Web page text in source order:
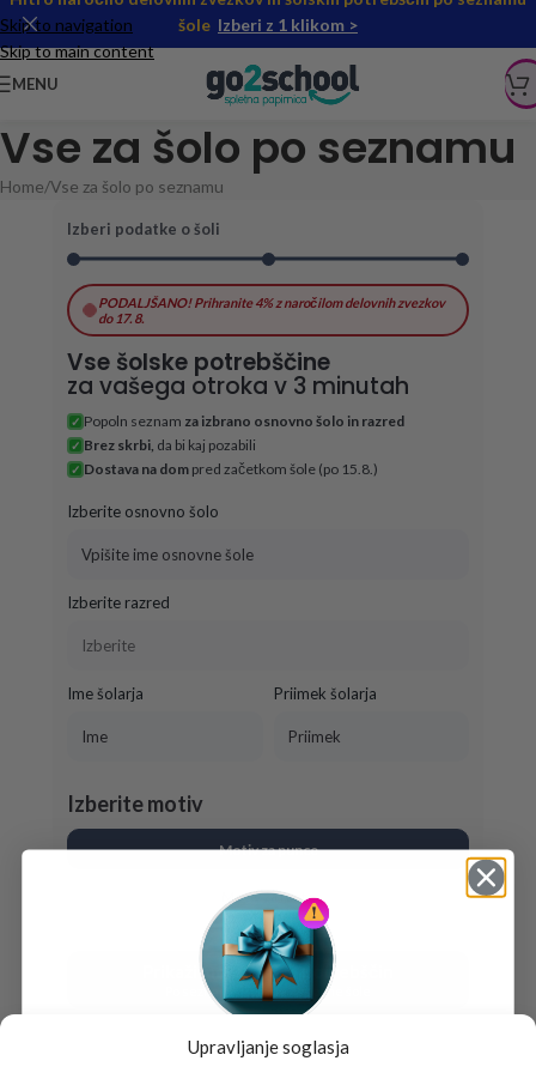
Upravljanje soglasja
Skip to navigation
Skip to main content
šole Izberi z 1 klikom >
MENU
Vse za šolo po seznamu
Home Vse za šolo po seznamu
Izberi podatke o šoli
PODALJŠANO! Prihranite 4% z naročilom delovnih zvezkov
do 17. 8.
Vse šolske potrebščine
za vašega otroka v 3 minutah
✓ Popoln seznam za izbrano osnovno šolo in razred
✓ Brez skrbi, da bi kaj pozabili
✓ Dostava na dom pred začetkom šole (po 15.8.)
Izberite osnovno šolo
Izberite razred
Ime šolarja Priimek šolarja
Izberite motiv
Motiv za punce
Motiv za fante
Prikaži moj seznam potrebščin
Po seznamu izbrane osnovne šole
Tukaj je!